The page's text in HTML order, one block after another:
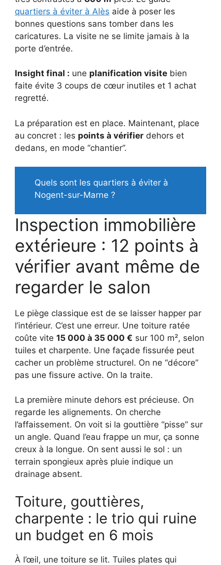
quartiers à éviter à Alès aide à poser les
bonnes questions sans tomber dans les
caricatures. La visite ne se limite jamais à la
porte d’entrée.
Insight final : une planification visite bien
faite évite 3 coups de cœur inutiles et 1 achat
regretté.
La préparation est en place. Maintenant, place
au concret : les points à vérifier dehors et
dedans, en mode “chantier”.
Quels sont les quartiers à éviter à
Nogent-sur-Marne ?
Inspection immobilière
extérieure : 12 points à
vérifier avant même de
regarder le salon
Le piège classique est de se laisser happer par
l’intérieur. C’est une erreur. Une toiture ratée
coûte vite 15 000 à 35 000 € sur 100 m², selon
tuiles et charpente. Une façade fissurée peut
cacher un problème structurel. On ne “décore”
pas une fissure active. On la traite.
La première minute dehors est précieuse. On
regarde les alignements. On cherche
l’affaissement. On voit si la gouttière “pisse” sur
un angle. Quand l’eau frappe un mur, ça sonne
creux à la longue. On sent aussi le sol : un
terrain spongieux après pluie indique un
drainage absent.
Toiture, gouttières,
charpente : le trio qui ruine
un budget en 6 mois
À l’œil, une toiture se lit. Tuiles plates qui